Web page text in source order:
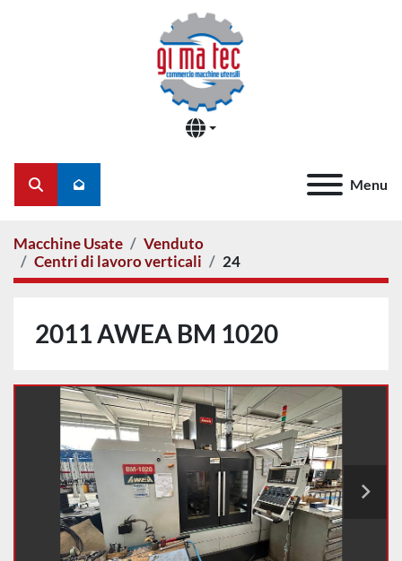
Menu
Cerca
Macchine Usate
Venduto
Centri di lavoro verticali
24
2011 AWEA BM 1020